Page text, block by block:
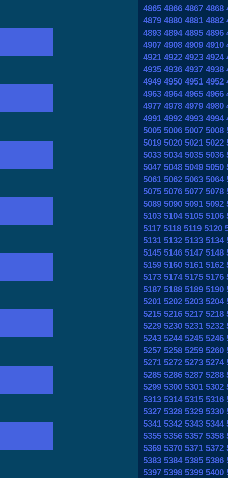
4865 4866 4867 4868
4879 4880 4881 4882
4893 4894 4895 4896
4907 4908 4909 4910
4921 4922 4923 4924
4935 4936 4937 4938
4949 4950 4951 4952
4963 4964 4965 4966
4977 4978 4979 4980
4991 4992 4993 4994
5005 5006 5007 5008
5019 5020 5021 5022
5033 5034 5035 5036
5047 5048 5049 5050
5061 5062 5063 5064
5075 5076 5077 5078
5089 5090 5091 5092
5103 5104 5105 5106
5117 5118 5119 5120
5131 5132 5133 5134
5145 5146 5147 5148
5159 5160 5161 5162
5173 5174 5175 5176
5187 5188 5189 5190
5201 5202 5203 5204
5215 5216 5217 5218
5229 5230 5231 5232
5243 5244 5245 5246
5257 5258 5259 5260
5271 5272 5273 5274
5285 5286 5287 5288
5299 5300 5301 5302
5313 5314 5315 5316
5327 5328 5329 5330
5341 5342 5343 5344
5355 5356 5357 5358
5369 5370 5371 5372
5383 5384 5385 5386
5397 5398 5399 5400